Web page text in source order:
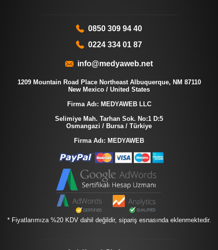
0850 309 94 40
0224 334 01 87
info@medyaweb.net
1209 Mountain Road Place Northeast Albuquerque, NM 87110
New Mexico / United States
Firma Adı: MEDYAWEB LLC
Selimiye Mah. Tarhan Sok. No:1 D:5
Osmangazi / Bursa / Türkiye
Firma Adı: MEDYAWEB
* Fiyatlarımıza %20 KDV dahil değildir, sipariş esnasında eklenmektedir.